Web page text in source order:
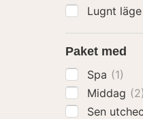
Lugnt läge
Paket med
Spa (1)
Middag (2)
Sen